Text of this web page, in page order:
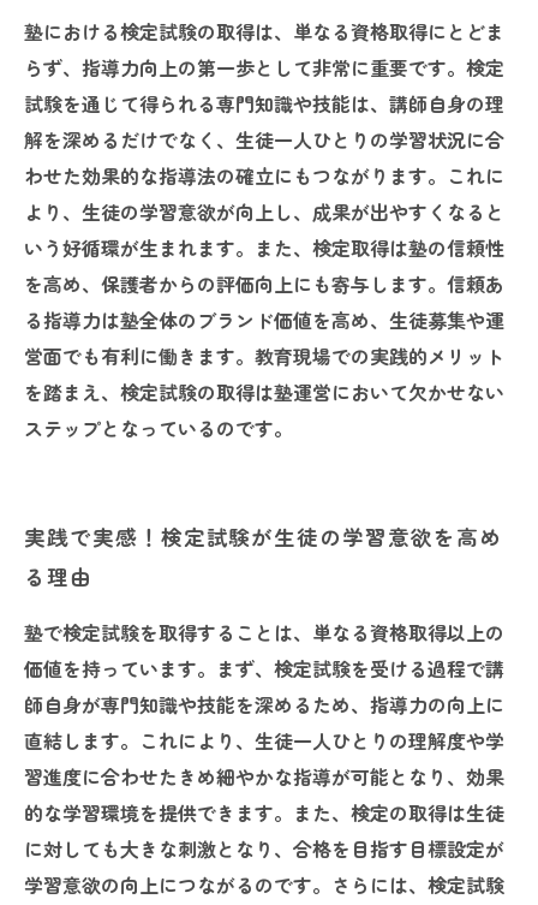
もたらす未来
検定試験はただの資格？塾業界における実践的
メリットとは
塾で役立つ検定試験の具体例と活用法：成功す
る教育現場の秘密
塾における検定試験の取得は、単なる資格取得にとどま
らず、指導力向上の第一歩として非常に重要です。検定
試験を通じて得られる専門知識や技能は、講師自身の理
解を深めるだけでなく、生徒一人ひとりの学習状況に合
わせた効果的な指導法の確立にもつながります。これに
より、生徒の学習意欲が向上し、成果が出やすくなると
いう好循環が生まれます。また、検定取得は塾の信頼性
を高め、保護者からの評価向上にも寄与します。信頼あ
る指導力は塾全体のブランド価値を高め、生徒募集や運
営面でも有利に働きます。教育現場での実践的メリット
を踏まえ、検定試験の取得は塾運営において欠かせない
ステップとなっているのです。
実践で実感！検定試験が生徒の学習意欲を高め
る理由
塾で検定試験を取得することは、単なる資格取得以上の
価値を持っています。まず、検定試験を受ける過程で講
師自身が専門知識や技能を深めるため、指導力の向上に
直結します。これにより、生徒一人ひとりの理解度や学
習進度に合わせたきめ細やかな指導が可能となり、効果
的な学習環境を提供できます。また、検定の取得は生徒
に対しても大きな刺激となり、合格を目指す目標設定が
学習意欲の向上につながるのです。さらには、検定試験